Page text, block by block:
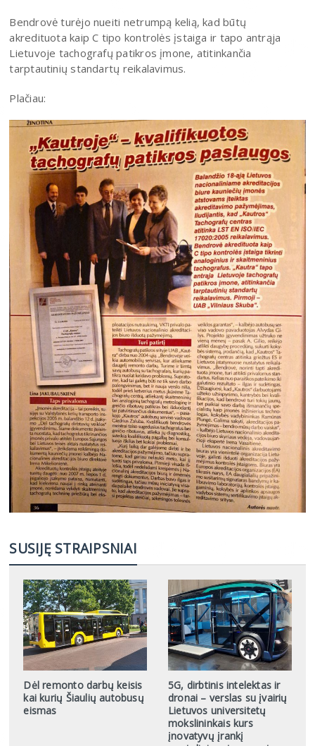
Bendrovė turėjo nueiti netrumpą kelią, kad būtų
akredituota kaip C tipo kontrolės įstaiga ir tapo antrąja
Lietuvoje tachografų patikros įmone, atitinkančia
tarptautinių standartų reikalavimus.
Plačiau:
SUSIJĘ STRAIPSNIAI
Dėl remonto darbų keisis
kai kurių Šiaulių autobusų
eismas
5G, dirbtinis intelektas ir
dronai – verslas su įvairių
Lietuvos universitetų
mokslininkais kurs
įnovatyvų įrankį